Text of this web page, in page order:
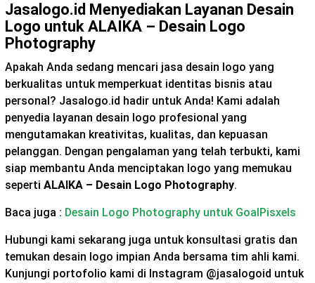
Jasalogo.id Menyediakan Layanan Desain
Logo untuk ALAIKA – Desain Logo
Photography
Apakah Anda sedang mencari jasa desain logo yang
berkualitas untuk memperkuat identitas bisnis atau
personal? Jasalogo.id hadir untuk Anda! Kami adalah
penyedia layanan desain logo profesional yang
mengutamakan kreativitas, kualitas, dan kepuasan
pelanggan. Dengan pengalaman yang telah terbukti, kami
siap membantu Anda menciptakan logo yang memukau
seperti ALAIKA – Desain Logo Photography.
Baca juga : Desain Logo Photography untuk GoalPisxels
Hubungi kami sekarang juga untuk konsultasi gratis dan
temukan desain logo impian Anda bersama tim ahli kami.
Kunjungi portofolio kami di Instagram @jasalogoid untuk